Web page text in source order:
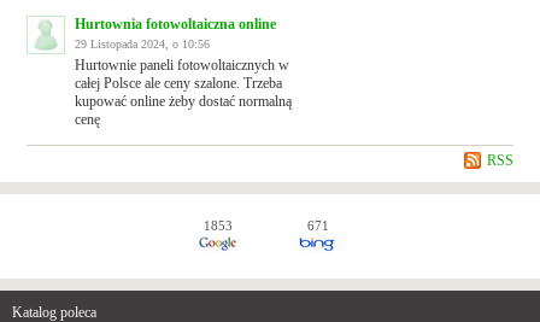
Hurtownia fotowoltaiczna online
29 Listopada 2024, o 10:56
Hurtownie paneli fotowoltaicznych w
całej Polsce ale ceny szalone. Trzeba
kupować online żeby dostać normalną
cenę
RSS
1853 671
Katalog poleca